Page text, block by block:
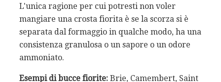
L'unica ragione per cui potresti non voler
mangiare una crosta fiorita è se la scorza si è
separata dal formaggio in qualche modo, ha una
consistenza granulosa o un sapore o un odore
ammoniato.
Esempi di bucce fiorite: Brie, Camembert, Saint